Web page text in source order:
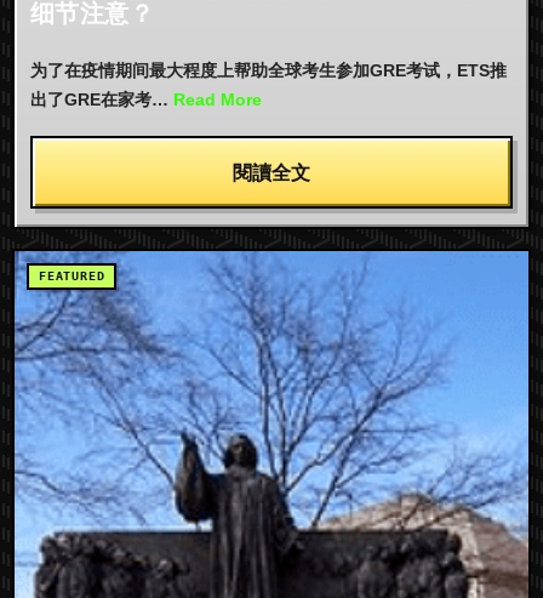
细节注意？
为了在疫情期间最大程度上帮助全球考生参加GRE考试，ETS推
出了GRE在家考… Read More
閱讀全文